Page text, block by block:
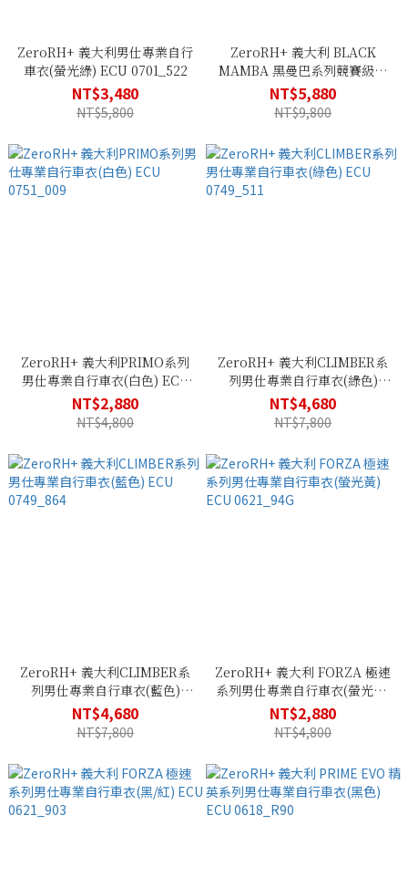
ZeroRH+ 義大利男仕專業自行
車衣(螢光綠) ECU 0701_522
NT$3,480
NT$5,800
ZeroRH+ 義大利 BLACK
MAMBA 黑曼巴系列競賽級男
仕專業自行車衣(黑色) ECU
0695_90H
NT$5,880
NT$9,800
ZeroRH+ 義大利PRIMO系列
男仕專業自行車衣(白色) ECU
0751_009
NT$2,880
NT$4,800
ZeroRH+ 義大利CLIMBER系
列男仕專業自行車衣(綠色)
ECU 0749_511
NT$4,680
NT$7,800
ZeroRH+ 義大利CLIMBER系
列男仕專業自行車衣(藍色)
ECU 0749_864
NT$4,680
NT$7,800
ZeroRH+ 義大利 FORZA 極速
系列男仕專業自行車衣(螢光黃)
ECU 0621_94G
NT$2,880
NT$4,800